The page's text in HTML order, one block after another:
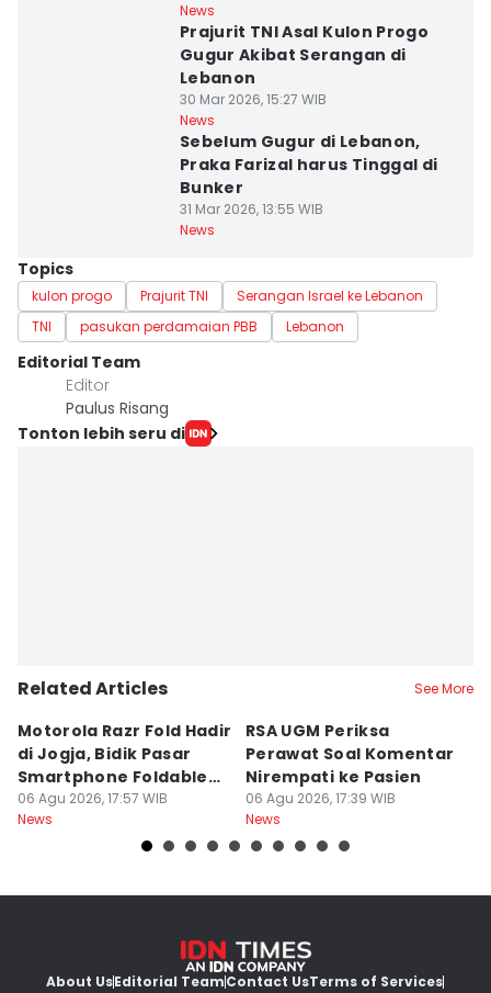
News
Prajurit TNI Asal Kulon Progo
Gugur Akibat Serangan di
Lebanon
30 Mar 2026, 15:27 WIB
News
Sebelum Gugur di Lebanon,
Praka Farizal harus Tinggal di
Bunker
31 Mar 2026, 13:55 WIB
News
Topics
kulon progo Prajurit TNI
Serangan Israel ke Lebanon
TNI
pasukan perdamaian PBB Lebanon
Editorial Team
Editor
Paulus Risang
Tonton lebih seru di
Related Articles See More
Motorola Razr Fold Hadir
di Jogja, Bidik Pasar
Smartphone Foldable
Premium
06 Agu 2026, 17:57 WIB
News
RSA UGM Periksa
Perawat Soal Komentar
Nirempati ke Pasien
06 Agu 2026, 17:39 WIB
News
About UsEditorial TeamContact UsTerms of Services